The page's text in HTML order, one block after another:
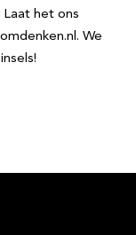
het ons
We